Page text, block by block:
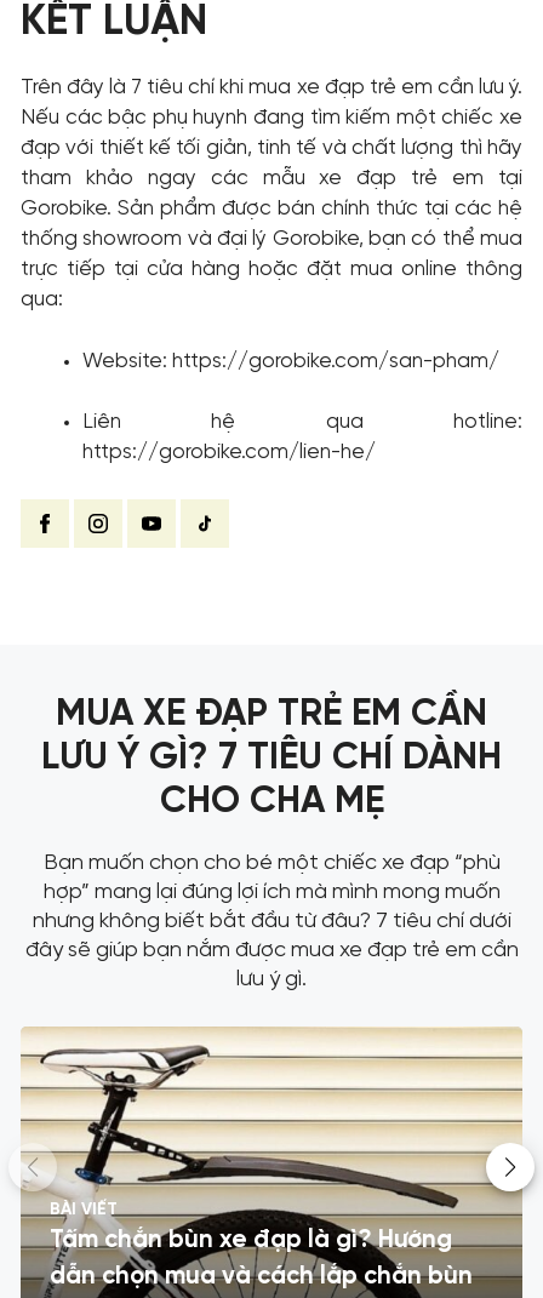
KẾT LUẬN
Trên đây là 7 tiêu chí khi mua xe đạp trẻ em cần lưu ý.
Nếu các bậc phụ huynh đang tìm kiếm một chiếc xe
đạp với thiết kế tối giản, tinh tế và chất lượng thì hãy
tham khảo ngay các mẫu xe đạp trẻ em tại
Gorobike. Sản phẩm được bán chính thức tại các hệ
thống showroom và đại lý Gorobike, bạn có thể mua
trực tiếp tại cửa hàng hoặc đặt mua online thông
qua:
Website: https://gorobike.com/san-pham/
Liên hệ qua hotline:
https://gorobike.com/lien-he/
MUA XE ĐẠP TRẺ EM CẦN
LƯU Ý GÌ? 7 TIÊU CHÍ DÀNH
CHO CHA MẸ
Bạn muốn chọn cho bé một chiếc xe đạp “phù
hợp” mang lại đúng lợi ích mà mình mong muốn
nhưng không biết bắt đầu từ đâu? 7 tiêu chí dưới
đây sẽ giúp bạn nắm được mua xe đạp trẻ em cần
lưu ý gì.
BÀI VIẾT
Tấm chắn bùn xe đạp là gì? Hướng
dẫn chọn mua và cách lắp chắn bùn